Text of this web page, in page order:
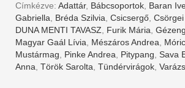
Címkézve: Adattár, Bábcsoportok, Baran
Gabriella, Bréda Szilvia, Csicsergő,
DUNA MENTI TAVASZ, Furik Mária,
Magyar Gaál Lívia, Mészáros Andrea,
Mustármag, Pinke Andrea, Pitypang, Sava
Anna, Török Sarolta, Tündérvirágok,